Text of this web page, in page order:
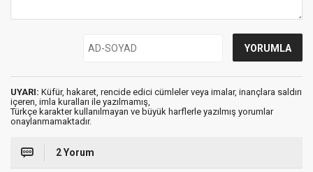
UYARI: Küfür, hakaret, rencide edici cümleler veya imalar, inançlara saldırı
içeren, imla kuralları ile yazılmamış,
Türkçe karakter kullanılmayan ve büyük harflerle yazılmış yorumlar
onaylanmamaktadır.
2 Yorum